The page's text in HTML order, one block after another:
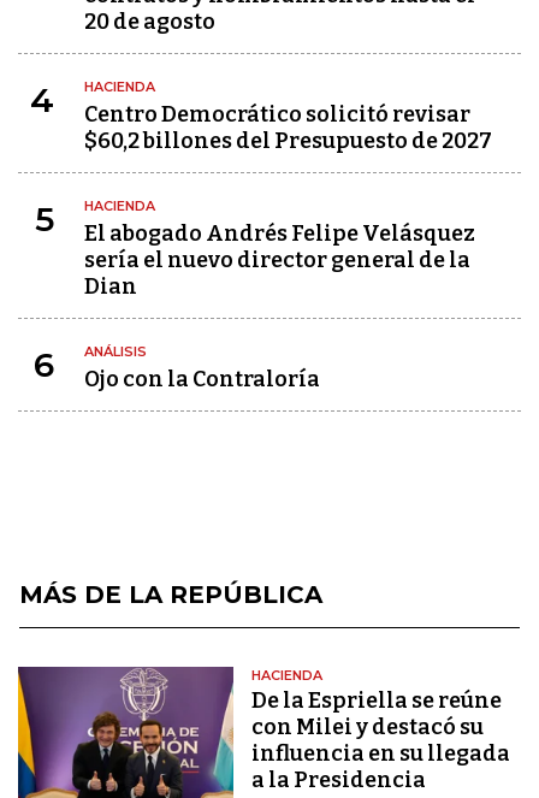
20 de agosto
4 HACIENDA
Centro Democrático solicitó revisar
$60,2 billones del Presupuesto de 2027
5 HACIENDA
El abogado Andrés Felipe Velásquez
sería el nuevo director general de la
Dian
6 ANÁLISIS
Ojo con la Contraloría
MÁS DE LA REPÚBLICA
HACIENDA
De la Espriella se reúne
con Milei y destacó su
influencia en su llegada
a la Presidencia